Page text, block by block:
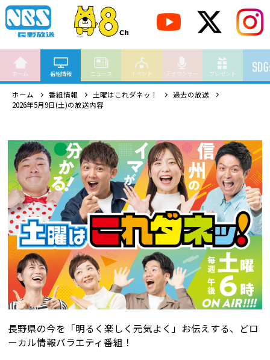
ホーム 番組情報 ニュース イベント アナウンサー プレゼント
ホーム 番組情報 土曜はこれダネッ！
過去の放送
2026年5月9日(土)の放送内容
長野県の今を「明るく楽しく元気よく」お伝えする、 どロ
ーカル情報バラエティ番組！